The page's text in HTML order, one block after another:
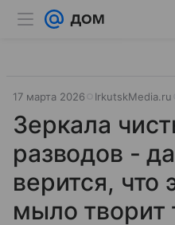
17 марта 2026 IrkutskMedia.ru
Зеркала
разводов -
верится, что
мыло творит